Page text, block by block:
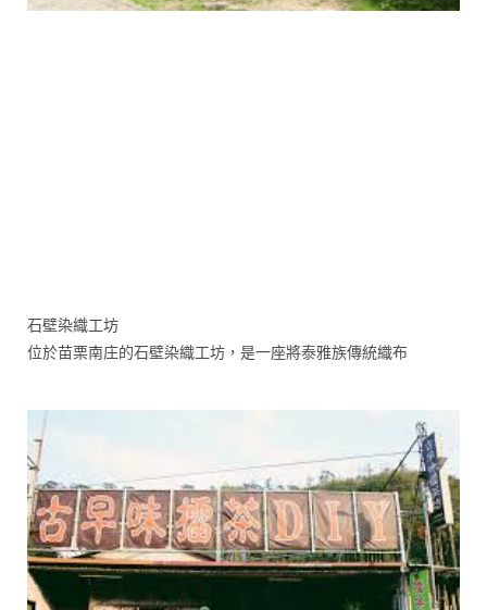
石壁染織工坊
位於苗栗南庄的石壁染織工坊，是一座將泰雅族傳統織布